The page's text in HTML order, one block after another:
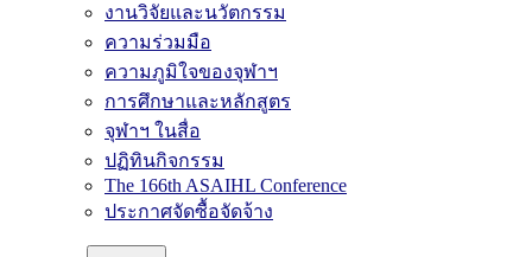
งานวิจัยและนวัตกรรม
ความร่วมมือ
ความภูมิใจของจุฬาฯ
การศึกษาและหลักสูตร
จุฬาฯ ในสื่อ
ปฏิทินกิจกรรม
The 166th ASAIHL Conference
ประกาศจัดซื้อจัดจ้าง